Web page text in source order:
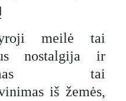
meilė tai
nostalgija ir
tai
iš žemės,